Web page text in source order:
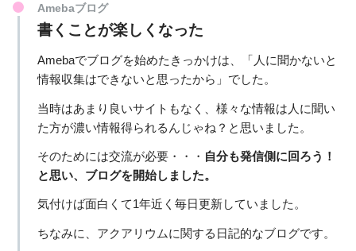
Amebaブログ
書くことが楽しくなった
Amebaでブログを始めたきっかけは、「人に聞かないと
情報収集はできないと思ったから」でした。
当時はあまり良いサイトもなく、様々な情報は人に聞い
た方が濃い情報得られるんじゃね？と思いました。
そのためには交流が必要・・・ 自分も発信側に回ろう！
と思い、ブログを開始しました。
気付けば面白くて1年近く毎日更新していました。
ちなみに、アクアリウムに関する日記的なブログです。